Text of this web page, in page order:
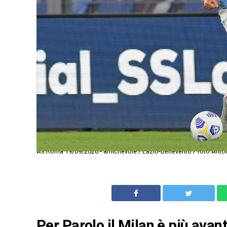
As Roma 19/09/2020 - amichevole / Lazio-Benevento / foto